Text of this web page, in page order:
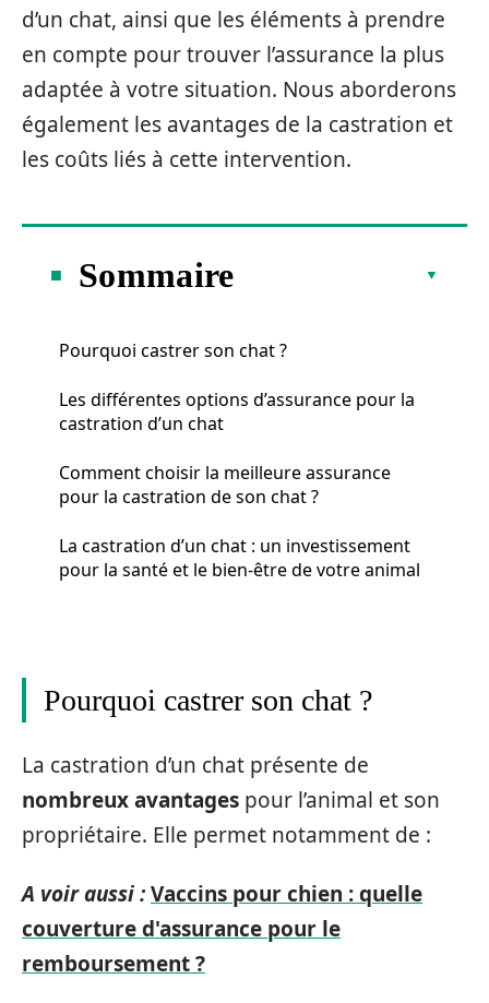
d’un chat, ainsi que les éléments à prendre
en compte pour trouver l’assurance la plus
adaptée à votre situation. Nous aborderons
également les avantages de la castration et
les coûts liés à cette intervention.
Sommaire
Pourquoi castrer son chat ?
Les différentes options d’assurance pour la
castration d’un chat
Comment choisir la meilleure assurance
pour la castration de son chat ?
La castration d’un chat : un investissement
pour la santé et le bien-être de votre animal
Pourquoi castrer son chat ?
La castration d’un chat présente de
nombreux avantages pour l’animal et son
propriétaire. Elle permet notamment de :
A voir aussi :Vaccins pour chien : quelle
couverture d'assurance pour le
remboursement ?